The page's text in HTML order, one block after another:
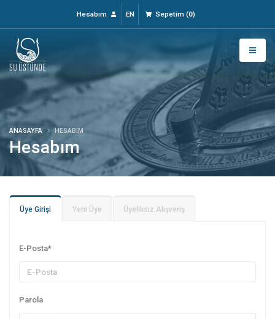
Hesabım EN Sepetim (0)
Hesabım
ANASAYFA HESABIM
Üye Girişi Yeni Üye Üyeliksiz Alışveriş
E-Posta*
Parola